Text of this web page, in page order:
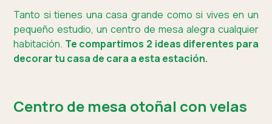
Tanto si tienes una casa grande como si vives en un
pequeño estudio, un centro de mesa alegra cualquier
habitación. Te compartimos 2 ideas diferentes para
decorar tu casa de cara a esta estación.
Centro de mesa otoñal con velas